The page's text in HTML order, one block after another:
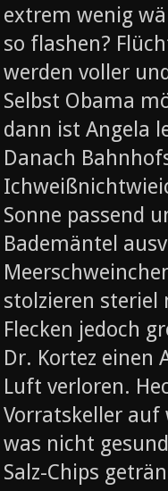
extrem wenig
so flashen?
werden voller
Selbst Obama
dann ist Angela
Danach
Sonne passend
Bademäntel
stolzieren steriel
Flecken jedoch
Dr. Kortez einen
Luft verloren.
Vorratskeller
was nicht
Salz-Chips